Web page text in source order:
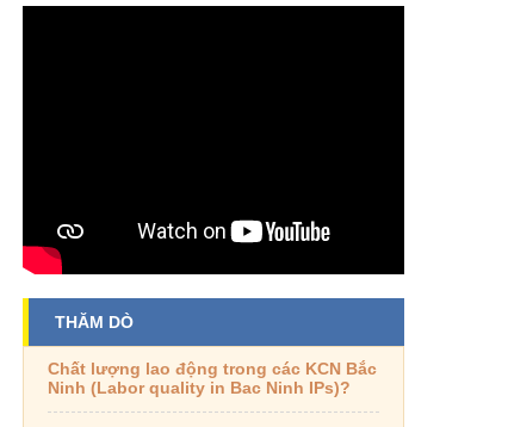
THĂM DÒ
Chất lượng lao động trong các KCN Bắc
Ninh (Labor quality in Bac Ninh IPs)?